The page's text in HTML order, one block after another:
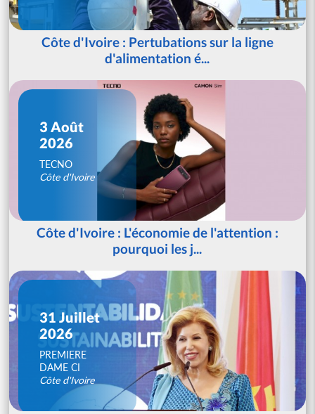
Côte d'Ivoire : Pertubations sur la ligne
d'alimentation é...
3 Août
2026
TECNO
Côte d'Ivoire
Côte d'Ivoire : L'économie de l'attention :
pourquoi les j...
31 Juillet
2026
PREMIERE
DAME CI
Côte d'Ivoire